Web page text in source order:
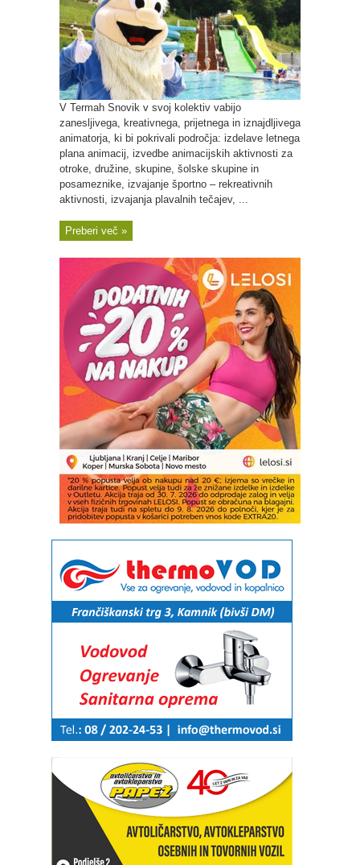
V Termah Snovik v svoj kolektiv vabijo
zanesljivega, kreativnega, prijetnega in iznajdljivega
animatorja, ki bi pokrivali področja: izdelave letnega
plana animacij, izvedbe animacijskih aktivnosti za
otroke, družine, skupine, šolske skupine in
posameznike, izvajanje športno – rekreativnih
aktivnosti, izvajanja plavalnih tečajev, ...
Preberi več »